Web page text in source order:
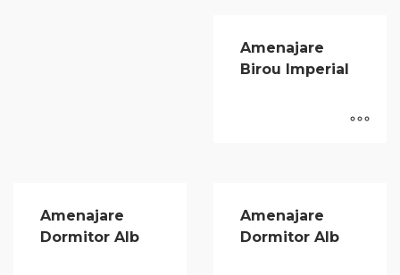
Amenajare
Birou Imperial
Amenajare
Dormitor Alb
Amenajare
Dormitor Alb